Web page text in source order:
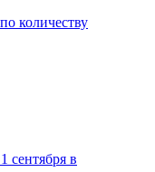
количеству
сентября в